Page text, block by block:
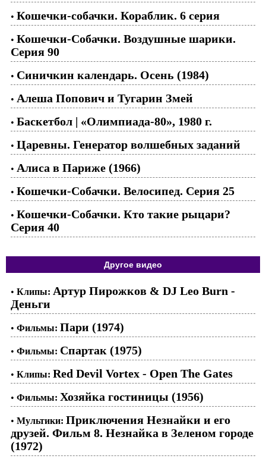
• Кошечки-собачки. Кораблик. 6 серия
• Кошечки-Собачки. Воздушные шарики.
Серия 90
• Синичкин календарь. Осень (1984)
• Алеша Попович и Тугарин Змей
• Баскетбол | «Олимпиада-80», 1980 г.
• Царевны. Генератор волшебных заданий
• Алиса в Париже (1966)
• Кошечки-Собачки. Велосипед. Серия 25
• Кошечки-Собачки. Кто такие рыцари?
Серия 40
Другое видео
• Клипы: Артур Пирожков & DJ Leo Burn -
Деньги
• Фильмы: Пари (1974)
• Фильмы: Спартак (1975)
• Клипы: Red Devil Vortex - Open The Gates
• Фильмы: Хозяйка гостиницы (1956)
• Мультики: Приключения Незнайки и его
друзей. Фильм 8. Незнайка в Зеленом городе
(1972)